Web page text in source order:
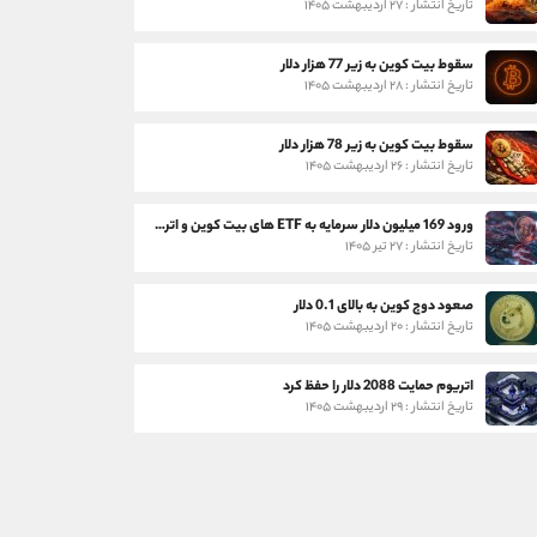
تاریخ انتشار : ۲۷ اردیبهشت ۱۴۰۵
سقوط بیت کوین به زیر 77 هزار دلار
تاریخ انتشار : ۲۸ اردیبهشت ۱۴۰۵
سقوط بیت کوین به زیر 78 هزار دلار
تاریخ انتشار : ۲۶ اردیبهشت ۱۴۰۵
ورود 169 میلیون دلار سرمایه به ETF های بیت کوین و اتریوم
تاریخ انتشار : ۲۷ تیر ۱۴۰۵
صعود دوج کوین به بالای 0.1 دلار
تاریخ انتشار : ۲۰ اردیبهشت ۱۴۰۵
اتریوم حمایت 2088 دلار را حفظ کرد
تاریخ انتشار : ۲۹ اردیبهشت ۱۴۰۵